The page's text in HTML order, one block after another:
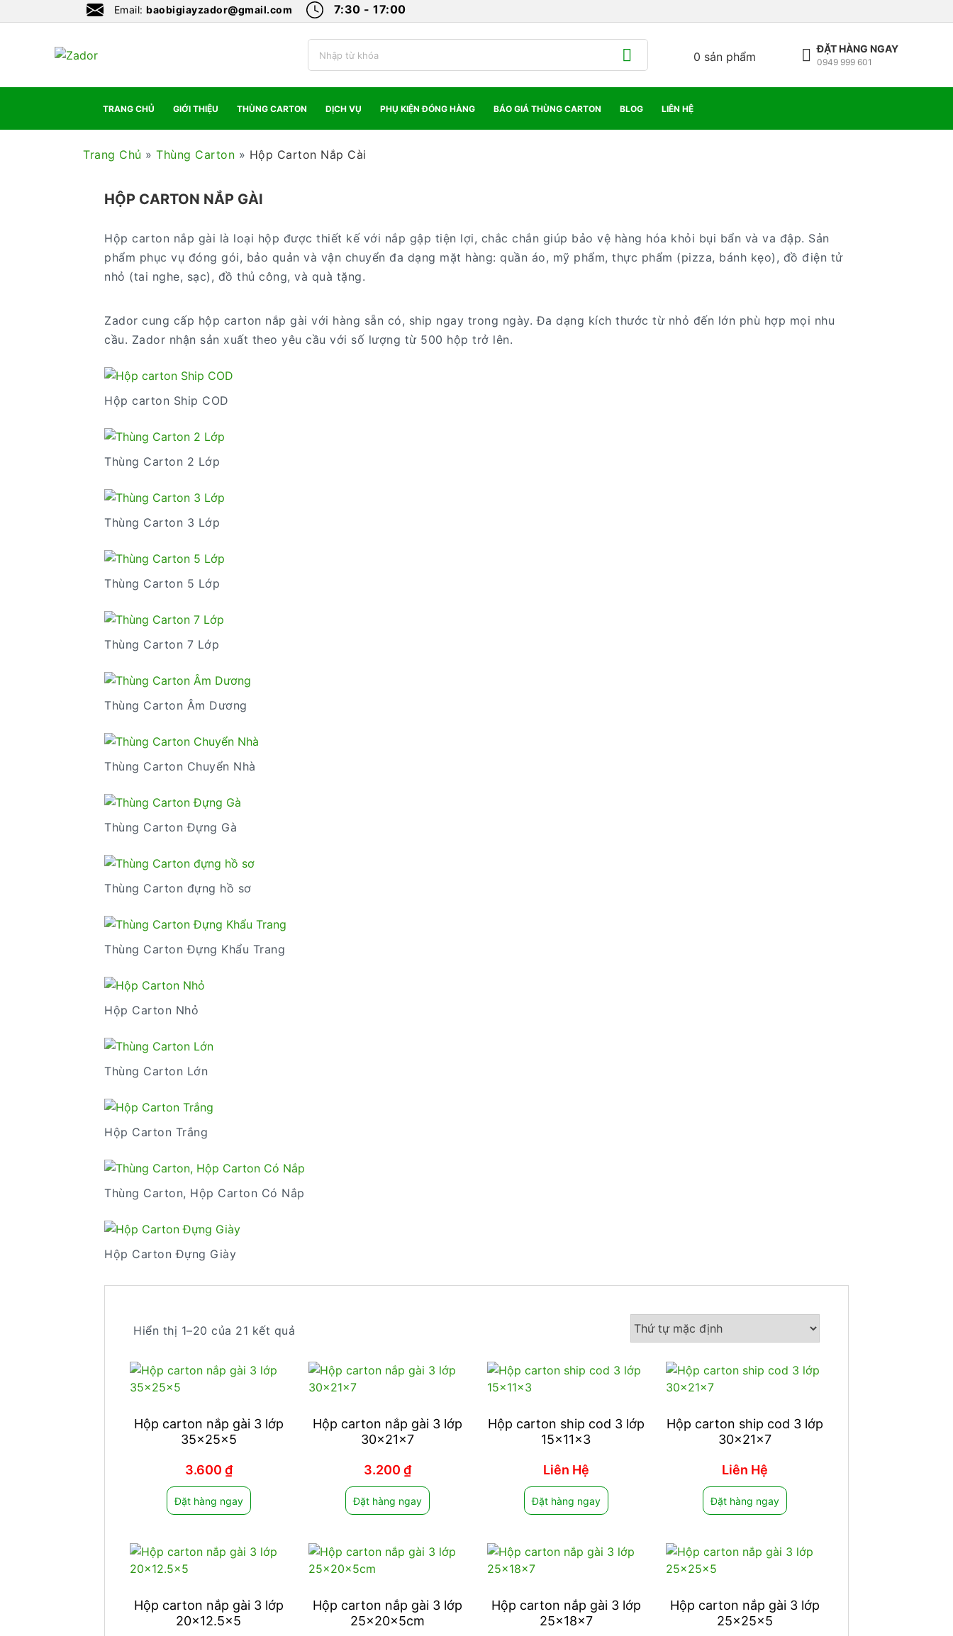
Email: baobigiayzador@gmail.com 7:30 - 17:00
0 sản phẩm
ĐẶT HÀNG NGAY
0949 999 601
TRANG CHỦ GIỚI THIỆU THÙNG CARTON DỊCH VỤ PHỤ KIỆN ĐÓNG HÀNG BÁO GIÁ THÙNG CARTON BLOG LIÊN HỆ
Trang Chủ » Thùng Carton » Hộp Carton Nắp Cài
HỘP CARTON NẮP GÀI
Hộp carton nắp gài là loại hộp được thiết kế với nắp gập tiện lợi, chắc chắn giúp bảo vệ hàng hóa khỏi bụi bẩn và va đập. Sản
phẩm phục vụ đóng gói, bảo quản và vận chuyển đa dạng mặt hàng: quần áo, mỹ phẩm, thực phẩm (pizza, bánh kẹo), đồ điện tử
nhỏ (tai nghe, sạc), đồ thủ công, và quà tặng.
Zador cung cấp hộp carton nắp gài với hàng sẵn có, ship ngay trong ngày. Đa dạng kích thước từ nhỏ đến lớn phù hợp mọi nhu
cầu. Zador nhận sản xuất theo yêu cầu với số lượng từ 500 hộp trở lên.
Hộp carton Ship COD
Thùng Carton 2 Lớp
Thùng Carton 3 Lớp
Thùng Carton 5 Lớp
Thùng Carton 7 Lớp
Thùng Carton Âm Dương
Thùng Carton Chuyển Nhà
Thùng Carton Đựng Gà
Thùng Carton đựng hồ sơ
Thùng Carton Đựng Khẩu Trang
Hộp Carton Nhỏ
Thùng Carton Lớn
Hộp Carton Trắng
Thùng Carton, Hộp Carton Có Nắp
Hộp Carton Đựng Giày
Hiển thị 1–20 của 21 kết quả
Hộp carton nắp gài 3 lớp
35x25x5
3.600 ₫
Đặt hàng ngay
Hộp carton nắp gài 3 lớp
30x21x7
3.200 ₫
Đặt hàng ngay
Hộp carton ship cod 3 lớp
15x11x3
Liên Hệ
Đặt hàng ngay
Hộp carton ship cod 3 lớp
30x21x7
Liên Hệ
Đặt hàng ngay
Hộp carton nắp gài 3 lớp
20×12.5×5
Hộp carton nắp gài 3 lớp
25x20x5cm
Hộp carton nắp gài 3 lớp
25x18x7
Hộp carton nắp gài 3 lớp
25x25x5